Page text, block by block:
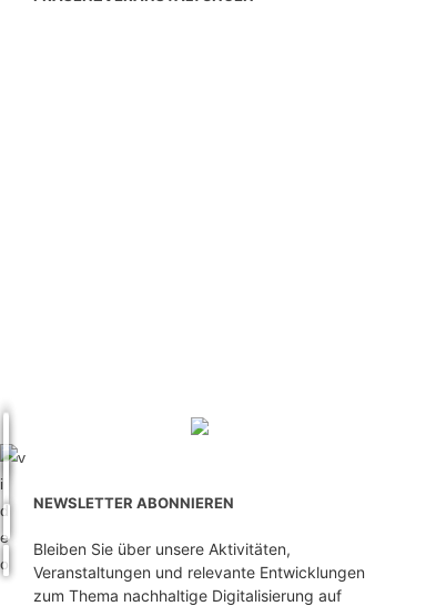
NEWSLETTER ABONNIEREN
Bleiben Sie über unsere Aktivitäten,
Veranstaltungen und relevante Entwicklungen
zum Thema nachhaltige Digitalisierung auf